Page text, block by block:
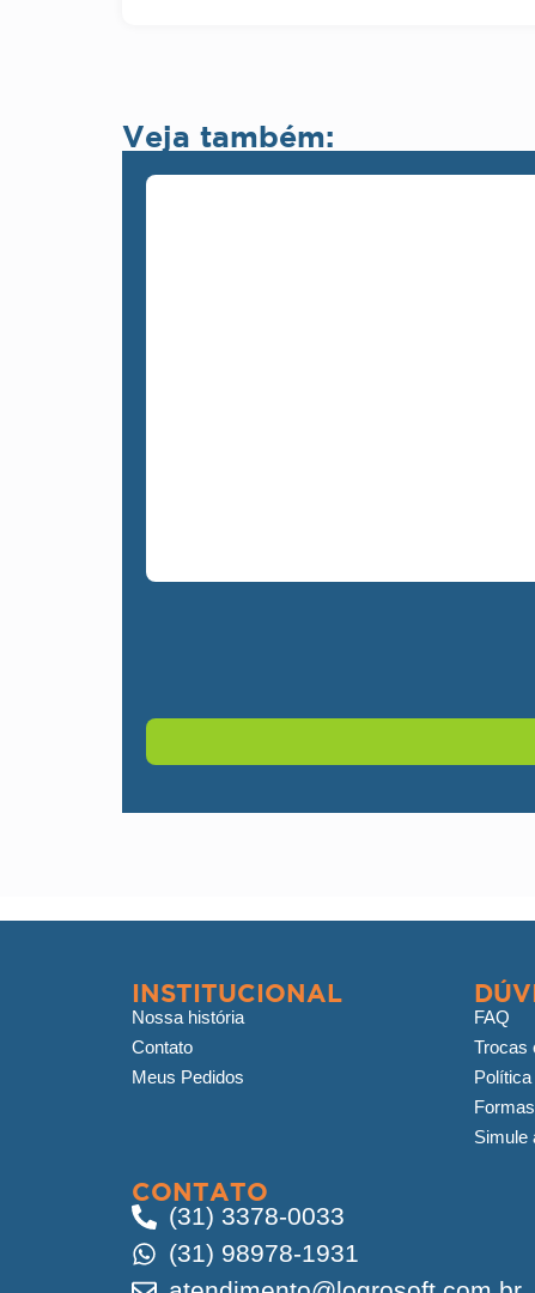
Veja também:
INSTITUCIONAL
Nossa história
Contato
Meus Pedidos
FAQ
Trocas
Simule
CONTATO
(31) 3378-0033
(31) 98978-1931